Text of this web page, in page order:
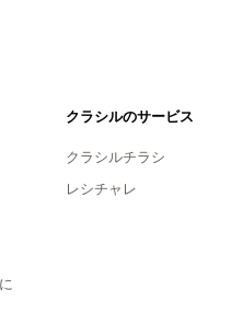
クラシルのサービス
クラシルチラシ
レシチャレ